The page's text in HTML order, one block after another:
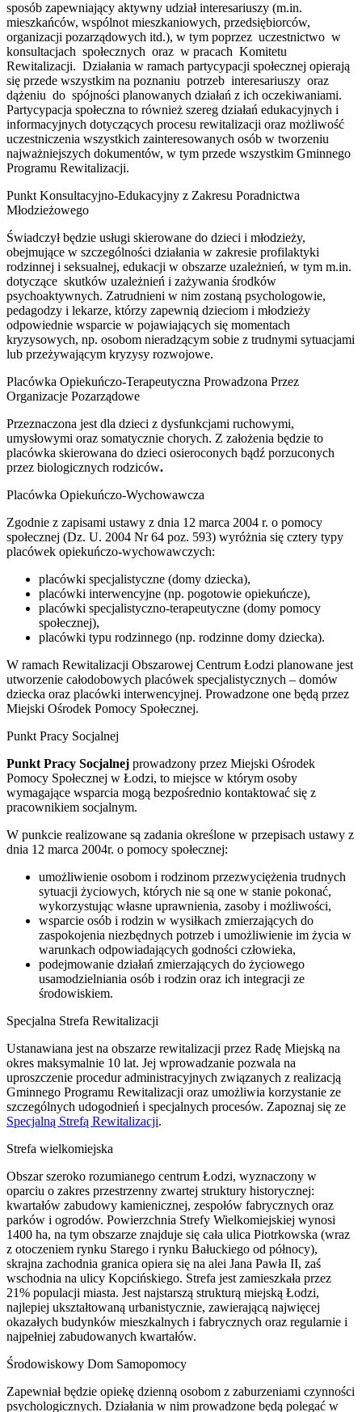
sposób zapewniający aktywny udział interesariuszy (m.in.
mieszkańców, wspólnot mieszkaniowych, przedsiębiorców,
organizacji pozarządowych itd.), w tym poprzez uczestnictwo w
konsultacjach społecznych oraz w pracach Komitetu
Rewitalizacji. Działania w ramach partycypacji społecznej opierają
się przede wszystkim na poznaniu potrzeb interesariuszy oraz
dążeniu do spójności planowanych działań z ich oczekiwaniami.
Partycypacja społeczna to również szereg działań edukacyjnych i
informacyjnych dotyczących procesu rewitalizacji oraz możliwość
uczestniczenia wszystkich zainteresowanych osób w tworzeniu
najważniejszych dokumentów, w tym przede wszystkim Gminnego
Programu Rewitalizacji.
Punkt Konsultacyjno-Edukacyjny z Zakresu Poradnictwa
Młodzieżowego
Świadczył będzie usługi skierowane do dzieci i młodzieży,
obejmujące w szczególności działania w zakresie profilaktyki
rodzinnej i seksualnej, edukacji w obszarze uzależnień, w tym m.in.
dotyczące skutków uzależnień i zażywania środków
psychoaktywnych. Zatrudnieni w nim zostaną psychologowie,
pedagodzy i lekarze, którzy zapewnią dzieciom i młodzieży
odpowiednie wsparcie w pojawiających się momentach
kryzysowych, np. osobom nieradzącym sobie z trudnymi sytuacjami
lub przeżywającym kryzysy rozwojowe.
Placówka Opiekuńczo-Terapeutyczna Prowadzona Przez
Organizacje Pozarządowe
Przeznaczona jest dla dzieci z dysfunkcjami ruchowymi,
umysłowymi oraz somatycznie chorych. Z założenia będzie to
placówka skierowana do dzieci osieroconych bądź porzuconych
przez biologicznych rodziców.
Placówka Opiekuńczo-Wychowawcza
Zgodnie z zapisami ustawy z dnia 12 marca 2004 r. o pomocy
społecznej (Dz. U. 2004 Nr 64 poz. 593) wyróżnia się cztery typy
placówek opiekuńczo-wychowawczych:
placówki specjalistyczne (domy dziecka),
placówki interwencyjne (np. pogotowie opiekuńcze),
placówki specjalistyczno-terapeutyczne (domy pomocy
społecznej),
placówki typu rodzinnego (np. rodzinne domy dziecka).
W ramach Rewitalizacji Obszarowej Centrum Łodzi planowane jest
utworzenie całodobowych placówek specjalistycznych – domów
dziecka oraz placówki interwencyjnej. Prowadzone one będą przez
Miejski Ośrodek Pomocy Społecznej.
Punkt Pracy Socjalnej
Punkt Pracy Socjalnej prowadzony przez Miejski Ośrodek
Pomocy Społecznej w Łodzi, to miejsce w którym osoby
wymagające wsparcia mogą bezpośrednio kontaktować się z
pracownikiem socjalnym.
W punkcie realizowane są zadania określone w przepisach ustawy z
dnia 12 marca 2004r. o pomocy społecznej:
umożliwienie osobom i rodzinom przezwyciężenia trudnych
sytuacji życiowych, których nie są one w stanie pokonać,
wykorzystując własne uprawnienia, zasoby i możliwości,
wsparcie osób i rodzin w wysiłkach zmierzających do
zaspokojenia niezbędnych potrzeb i umożliwienie im życia w
warunkach odpowiadających godności człowieka,
podejmowanie działań zmierzających do życiowego
usamodzielniania osób i rodzin oraz ich integracji ze
środowiskiem.
Specjalna Strefa Rewitalizacji
Ustanawiana jest na obszarze rewitalizacji przez Radę Miejską na
okres maksymalnie 10 lat. Jej wprowadzanie pozwala na
uproszczenie procedur administracyjnych związanych z realizacją
Gminnego Programu Rewitalizacji oraz umożliwia korzystanie ze
szczególnych udogodnień i specjalnych procesów. Zapoznaj się ze
Specjalną Strefą Rewitalizacji.
Strefa wielkomiejska
Obszar szeroko rozumianego centrum Łodzi, wyznaczony w
oparciu o zakres przestrzenny zwartej struktury historycznej:
kwartałów zabudowy kamienicznej, zespołów fabrycznych oraz
parków i ogrodów. Powierzchnia Strefy Wielkomiejskiej wynosi
1400 ha, na tym obszarze znajduje się cała ulica Piotrkowska (wraz
z otoczeniem rynku Starego i rynku Bałuckiego od północy),
skrajna zachodnia granica opiera się na alei Jana Pawła II, zaś
wschodnia na ulicy Kopcińskiego. Strefa jest zamieszkała przez
21% populacji miasta. Jest najstarszą strukturą miejską Łodzi,
najlepiej ukształtowaną urbanistycznie, zawierającą najwięcej
okazałych budynków mieszkalnych i fabrycznych oraz regularnie i
najpełniej zabudowanych kwartałów.
Środowiskowy Dom Samopomocy
Zapewniał będzie opiekę dzienną osobom z zaburzeniami czynności
psychologicznych. Działania w nim prowadzone będą polegać w